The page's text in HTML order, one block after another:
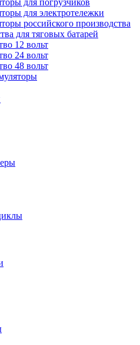
для погрузчиков
для электротележки
российского производства
для тяговых батарей
12 вольт
24 вольт
48 вольт